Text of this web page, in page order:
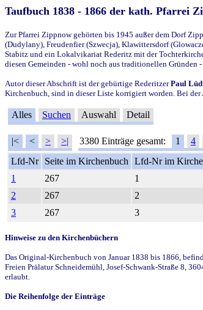
Taufbuch 1838 - 1866 der kath. Pfarrei
Zur Pfarrei Zippnow gehörten bis 1945 außer dem Dorf
(Dudylany), Freudenfier (Szwecja), Klawittersdorf
Stabitz und ein Lokalvikariat Rederitz mit der
diesen Gemeinden - wohl noch aus traditionellen Gründen
Autor dieser Abschrift ist der gebürtige RederitzerPaul
Kirchenbuch, sind in dieser Liste korrigiert worden. Bei der
Alles Suchen Auswahl Detail
|< < > >| 3380 Einträge gesamt: 1 4
Lfd-Nr
Seite im Kirchenbuch Lfd-Nr im
1
267 1
2
267 2
3
267 3
Hinweise zu den Kirchenbüchern
Das Original-Kirchenbuch von Januar 1838 bis 1866,
Freien Prälatur Schneidemühl, Josef-Schwank-Straße 8,
erlaubt.
Die Reihenfolge der Einträge